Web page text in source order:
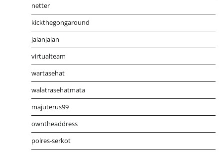
netter
kickthegongaround
jalanjalan
virtualteam
wartasehat
walatrasehatmata
majuterus99
owntheaddress
polres-serkot